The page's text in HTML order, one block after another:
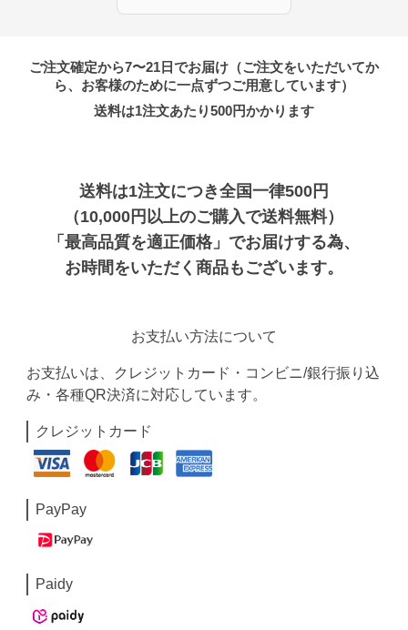
ご注文確定から7〜21日でお届け（ご注文をいただいてか
ら、お客様のために一点ずつご用意しています）
送料は1注文あたり500円かかります
送料は1注文につき全国一律500円
（10,000円以上のご購入で送料無料）
「最高品質を適正価格」でお届けする為、
お時間をいただく商品もございます。
お支払い方法について
お支払いは、クレジットカード・コンビニ/銀行振り込
み・各種QR決済に対応しています。
クレジットカード
PayPay
Paidy